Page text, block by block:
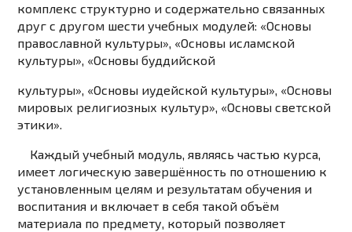
комплекс структурно и содержательно связанных
друг с другом шести учебных модулей: «Основы
православной культуры», «Основы исламской
культуры», «Основы буддийской
культуры», «Основы иудейской культуры», «Основы
мировых религиозных культур», «Основы светской
этики».
Каждый учебный модуль, являясь частью курса,
имеет логическую завершённость по отношению к
установленным целям и результатам обучения и
воспитания и включает в себя такой объём
материала по предмету, который позволяет